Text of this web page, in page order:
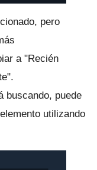
pero
a "Recién
buscando, puede
utilizando